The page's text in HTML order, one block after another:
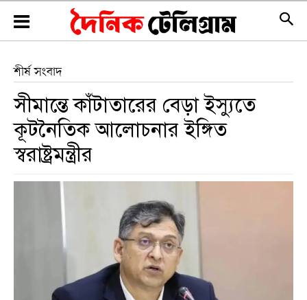
শীর্ষ সংবাদ
সীমান্তে কাঁটাতারের বেড়া ইস্যুতে
কূটনৈতিক আলোচনার ইঙ্গিত
স্বরাষ্ট্রমন্ত্রীর